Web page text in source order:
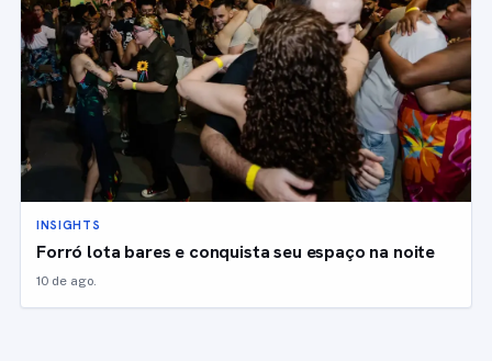
INSIGHTS
Forró lota bares e conquista seu espaço na noite
10 de ago.